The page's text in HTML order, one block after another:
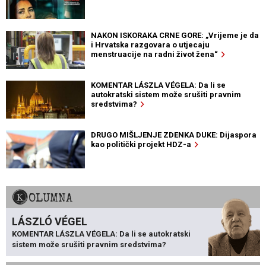
NAKON ISKORAKA CRNE GORE: „Vrijeme je da
i Hrvatska razgovara o utjecaju
menstruacije na radni život žena“
KOMENTAR LÁSZLA VÉGELA: Da li se
autokratski sistem može srušiti pravnim
sredstvima?
DRUGO MIŠLJENJE ZDENKA DUKE: Dijaspora
kao politički projekt HDZ-a
KOLUMNA
LÁSZLÓ VÉGEL
KOMENTAR LÁSZLA VÉGELA: Da li se autokratski
sistem može srušiti pravnim sredstvima?